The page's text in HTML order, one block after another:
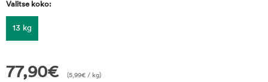
Valitse koko:
13 kg
77,90€ (5,99€ / kg)